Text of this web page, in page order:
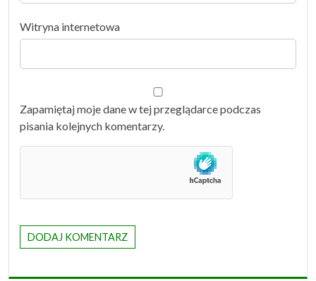
Witryna internetowa
Zapamiętaj moje dane w tej przeglądarce podczas
pisania kolejnych komentarzy.